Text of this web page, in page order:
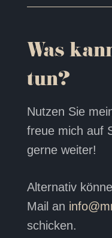
Was
tun?
Nutzen Sie
freue mich auf
gerne weiter!
Alternativ
Mail an
schicken.